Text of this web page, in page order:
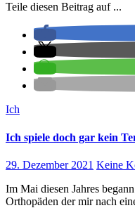
Teile diesen Beitrag auf ...
Ich
Ich spiele doch gar kein
29. Dezember 2021 Keine
Im Mai diesen Jahres begann mein linker Arm weh zu tun, es war der Ellbogen. Da es nicht besser wurde, machte ich mir einen Termin beim
Orthopäden der mir nach